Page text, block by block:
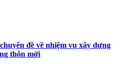
đề về nhiệm vụ xây dựng
thôn mới